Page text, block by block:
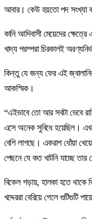
আবার। কেউ হয়তো পদ সংখ্যা
কানি আদিবাসী মেয়েদের
খাদ্য পরম্পরা চিরকালই
কিন্তু যে জন্য ফের এই
আকস্মিক।
“এইভাবে তো আর সবটা ভেবে
এসে অনেক সুবিধে হয়েছিল।
বেশি লাগছে। একরাশ ধোঁয়া
পেছনে যে কত খাটনি যাচ্ছে
বিকেল গড়ায়, হালকা হতে
খদ্দেররা বেরিয়ে গেলে গুটিগুটি